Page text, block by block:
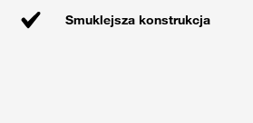
Smuklejsza konstrukcja